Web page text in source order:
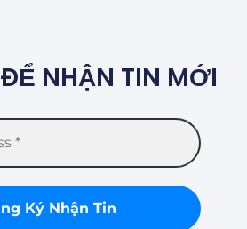
NHẬN TIN MỚI